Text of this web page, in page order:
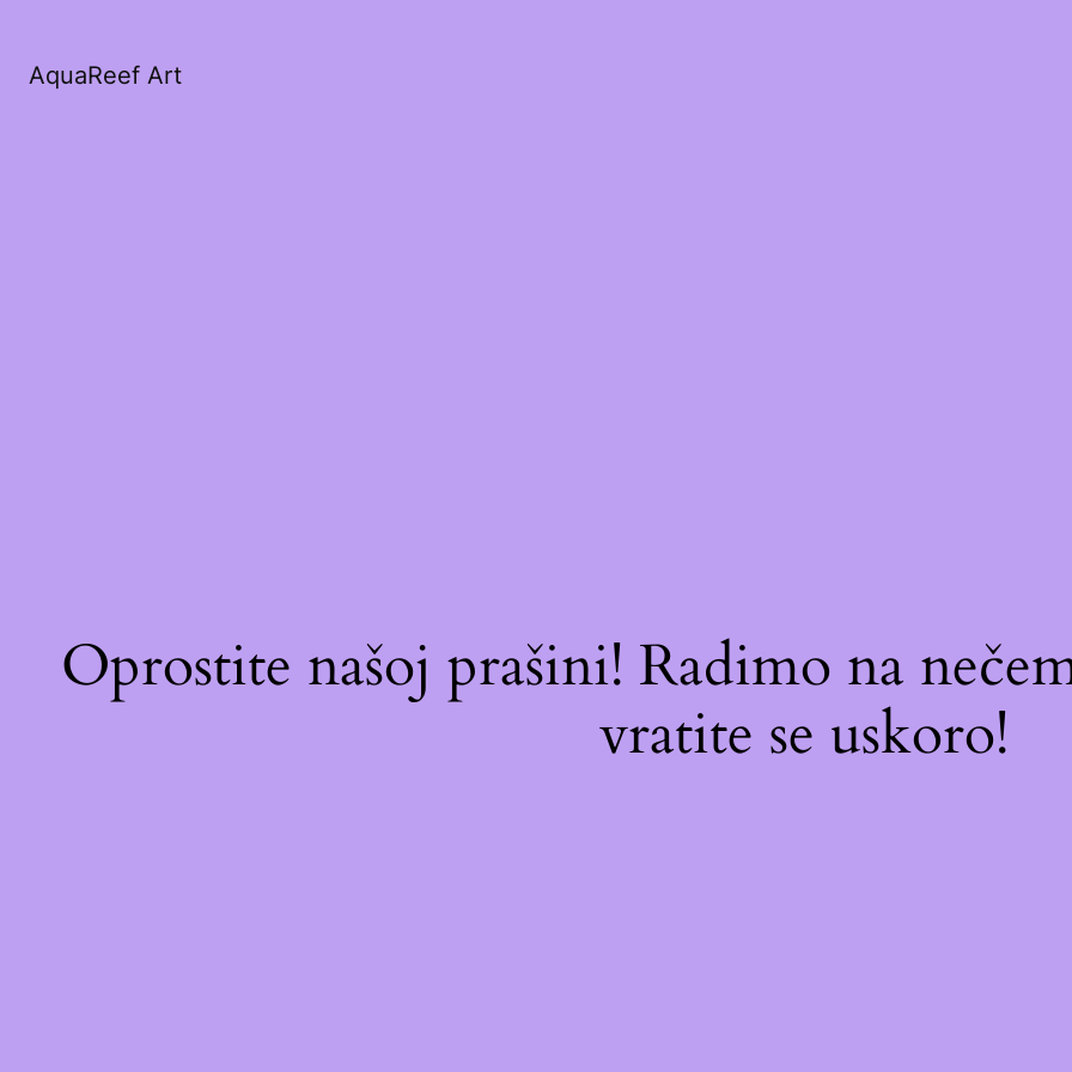
AquaReef Art
Oprostite našoj prašini! Radimo na
vratite se uskoro!